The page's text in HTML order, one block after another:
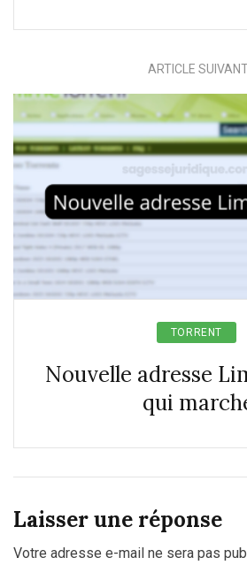
ARTICLE
TORRENT
Nouvelle adresse
qui
Laisser une réponse
Votre adresse e-mail ne sera pas